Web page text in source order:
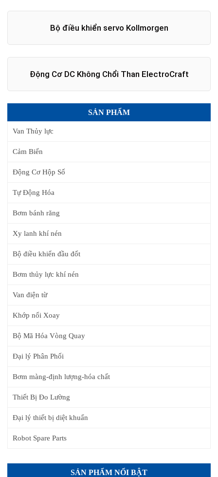
Bộ điều khiển servo Kollmorgen
Động Cơ DC Không Chổi Than ElectroCraft
SẢN PHẨM
Van Thủy lực
Cảm Biến
Động Cơ Hộp Số
Tự Động Hóa
Bơm bánh răng
Xy lanh khí nén
Bộ điều khiển đầu đốt
Bơm thủy lực khí nén
Van điện từ
Khớp nối Xoay
Bộ Mã Hóa Vòng Quay
Đại lý Phân Phối
Bơm màng-định lượng-hóa chất
Thiết Bị Đo Lường
Đại lý thiết bị diệt khuẩn
Robot Spare Parts
SẢN PHẨM NỔI BẬT